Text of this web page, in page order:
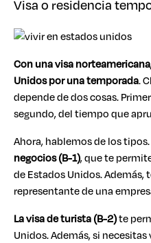
Visa o residencia
Con una visa
Unidos por una temporada.
depende de dos cosas.
segundo, del tiempo que
Ahora, hablemos de los
negocios (B-1), que te
de Estados Unidos.
representante de una
La visa de turista (B-2)te
Unidos. Además, si